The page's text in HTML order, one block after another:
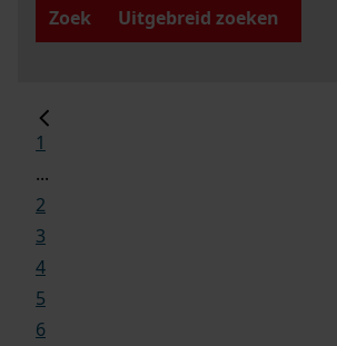
Zoek
Uitgebreid zoeken
1
...
2
3
4
5
6